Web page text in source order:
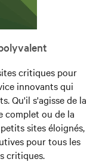
critiques pour
innovants qui
Qu'il s'agisse de la
complet ou de la
sites éloignés,
pour tous les
critiques.